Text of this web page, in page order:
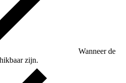
Wanneer de
zijn.